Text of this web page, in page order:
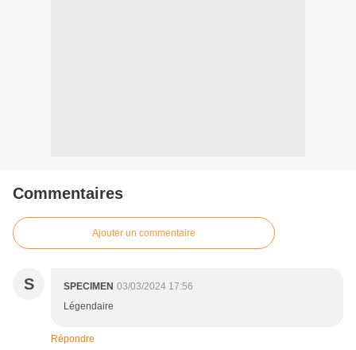
Commentaires
Ajouter un commentaire
S SPECIMEN 03/03/2024 17:56
Légendaire
Répondre